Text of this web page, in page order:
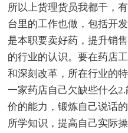
所以上货理货员我都干，
台里的工作也做，包括开
是本职要卖好药，提升销
的行业的认识。要在药店
和深刻改革，所在行业的
一家药店自己欠缺些什么
价的能力，锻炼自己说话
所学知识，提高自己实际